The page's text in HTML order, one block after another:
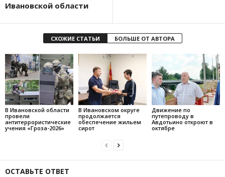
Ивановской области
СХОЖИЕ СТАТЬИ БОЛЬШЕ ОТ АВТОРА
В Ивановской области
провели
антитеррористические
учения «Гроза-2026»
В Ивановском округе
продолжается
обеспечение жильем
сирот
Движение по
путепроводу в
Авдотьино откроют в
октябре
ОСТАВЬТЕ ОТВЕТ